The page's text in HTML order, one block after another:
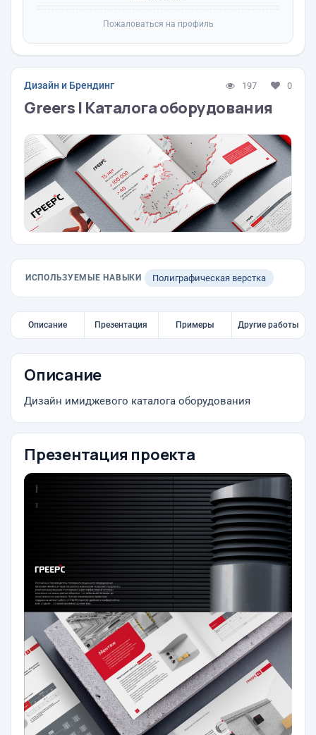
Пожаловаться на профиль
Дизайн и Брендинг 197 0
Greers | Каталога оборудования
ИСПОЛЬЗУЕМЫЕ НАВЫКИ Полиграфическая верстка
Описание Презентация Примеры Другие работы
Описание
Дизайн имиджевого каталога оборудования
Презентация проекта